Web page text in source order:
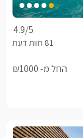
4.9/5
החל מ- ₪1000